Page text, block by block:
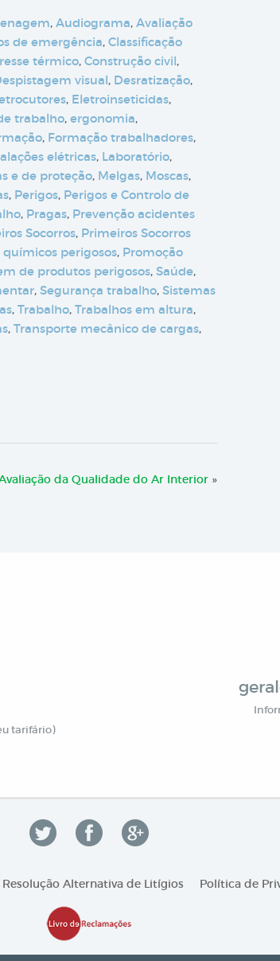
, Audiograma, Avaliação
de emergência, Classificação
térmico, Construção civil,
visual, Desratização,
, Eletroinseticidas,
trabalho, ergonomia,
, Formação trabalhadores,
elétricas, Laboratório,
e de proteção, Melgas, Moscas,
, Perigos, Perigos e Controlo de
, Pragas, Prevenção acidentes
Socorros, Primeiros Socorros
perigosos, Promoção
de produtos perigosos, Saúde,
, Segurança trabalho, Sistemas
, Trabalho, Trabalhos em altura,
, Transporte mecânico de cargas,
da Qualidade do Ar Interior »
tarifário)
Resolução Alternativa de Litígios Política de